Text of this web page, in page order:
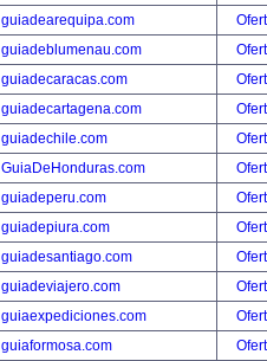
guiadearequipa.com
guiadeblumenau.com
guiadecaracas.com
guiadecartagena.com
guiadechile.com
GuiaDeHonduras.com
guiadeperu.com
guiadepiura.com
guiadesantiago.com
guiadeviajero.com
guiaexpediciones.com
guiaformosa.com